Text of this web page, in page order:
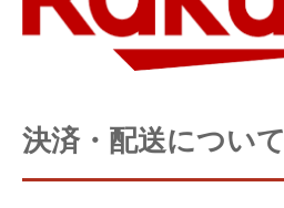
決済・配送について